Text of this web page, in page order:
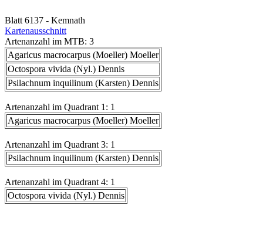
Blatt 6137 - Kemnath
Kartenausschnitt
Artenanzahl im MTB: 3
Agaricus macrocarpus (Moeller) Moeller
Octospora vivida (Nyl.) Dennis
Psilachnum inquilinum (Karsten) Dennis
Artenanzahl im Quadrant 1: 1
Agaricus macrocarpus (Moeller) Moeller
Artenanzahl im Quadrant 3: 1
Psilachnum inquilinum (Karsten) Dennis
Artenanzahl im Quadrant 4: 1
Octospora vivida (Nyl.) Dennis